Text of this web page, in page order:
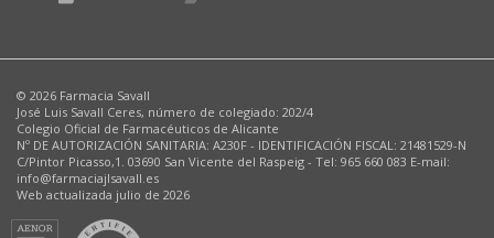
© 2026 Farmacia Savall
José Luis Savall Ceres, número de colegiado: 202/4
Colegio Oficial de Farmacéuticos de Alicante
Nº DE AUTORIZACIÓN SANITARIA: A230F - IDENTIFICACIÓN FISCAL: 21481529-N
C/Pintor Picasso,1. 03690 San Vicente del Raspeig - Tel: 965 660 083 E-mail:
info@farmaciajlsavall.es
Web actualizada julio de 2026